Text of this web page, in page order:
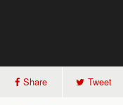
Share Tweet